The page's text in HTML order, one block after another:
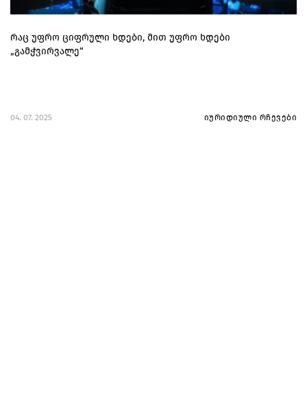
რაც უფრო ციფრული ხდები, მით უფრო ხდები
„გამჭვირვალე“
04. 07. 2025 იურიდიული რჩევები